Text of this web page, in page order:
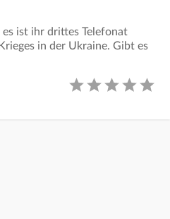
ist ihr drittes Telefonat
in der Ukraine. Gibt es